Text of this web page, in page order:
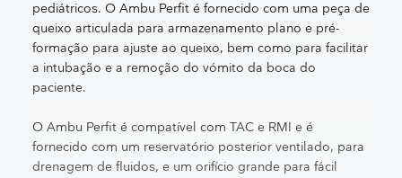
pediátricos. O Ambu Perfit é fornecido com uma peça de
queixo articulada para armazenamento plano e pré-
formação para ajuste ao queixo, bem como para facilitar
a intubação e a remoção do vómito da boca do
paciente.
O Ambu Perfit é compatível com TAC e RMI e é
fornecido com um reservatório posterior ventilado, para
drenagem de fluidos, e um orifício grande para fácil